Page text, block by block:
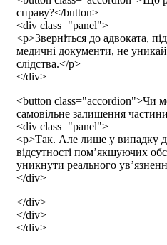
справу?</button>
<div class="panel">
<p>Зверніться до адвоката,
медичні документи, не
слідства.</p>
</div>
<button class="accordion">Чи
самовільне залишення
<div class="panel">
<p>Так. Але лише у випадку
відсутності пом’якшуючих
уникнути реального
</div>
</div>
</div>
</div>